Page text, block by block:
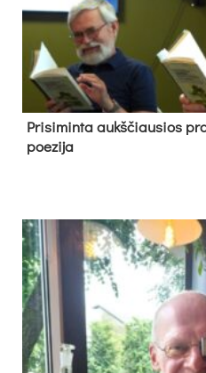
Pri­si­min­ta aukš­čiau­sios
poe­zi­ja